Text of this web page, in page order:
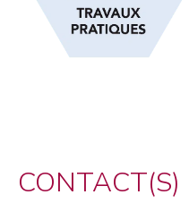
CONTACT(S)